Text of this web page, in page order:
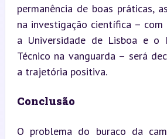
permanência de boas práticas,
na investigação científica –
a Universidade de Lisboa e o
Técnico na vanguarda – será
a trajetória positiva.
Conclusão
O problema do buraco da